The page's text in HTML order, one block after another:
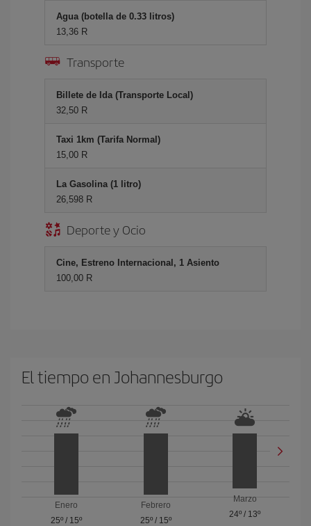
Agua (botella de 0.33 litros)
13,36 R
Transporte
Billete de Ida (Transporte Local)
32,50 R
Taxi 1km (Tarifa Normal)
15,00 R
La Gasolina (1 litro)
26,598 R
Deporte y Ocio
Cine, Estreno Internacional, 1 Asiento
100,00 R
El tiempo en Johannesburgo
Enero
25º/ 15º
Febrero
25º/ 15º
Marzo
24º / 13º